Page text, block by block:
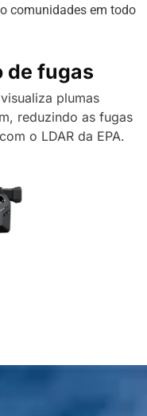
comunidades em todo
de fugas
plumas
reduzindo as fugas
o LDAR da EPA.